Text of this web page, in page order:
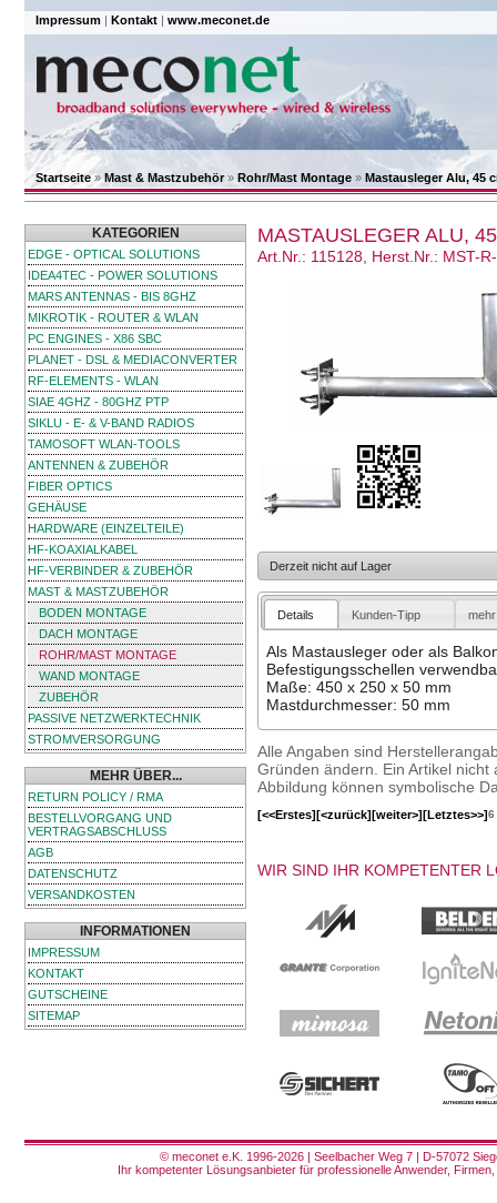
Impressum | Kontakt | www.meconet.de
Startseite»Mast & Mastzubehör» Rohr/Mast Montage » Mastausleger Alu, 45
KATEGORIEN
EDGE - OPTICAL SOLUTIONS
IDEA4TEC - POWER SOLUTIONS
MARS ANTENNAS - BIS 8GHZ
MIKROTIK - ROUTER & WLAN
PC ENGINES - X86 SBC
PLANET - DSL & MEDIACONVERTER
RF-ELEMENTS - WLAN
SIAE 4GHZ - 80GHZ PTP
SIKLU - E- & V-BAND RADIOS
TAMOSOFT WLAN-TOOLS
ANTENNEN & ZUBEHÖR
FIBER OPTICS
GEHÄUSE
HARDWARE (EINZELTEILE)
HF-KOAXIALKABEL
HF-VERBINDER & ZUBEHÖR
MAST & MASTZUBEHÖR
BODEN MONTAGE
DACH MONTAGE
ROHR/MAST MONTAGE
WAND MONTAGE
ZUBEHÖR
PASSIVE NETZWERKTECHNIK
STROMVERSORGUNG
MEHR ÜBER...
RETURN POLICY / RMA
BESTELLVORGANG UND
VERTRAGSABSCHLUSS
AGB
DATENSCHUTZ
VERSANDKOSTEN
INFORMATIONEN
IMPRESSUM
KONTAKT
GUTSCHEINE
SITEMAP
MASTAUSLEGER ALU,
Art.Nr.: 115128, Herst.Nr.: MST-
Derzeit nicht auf Lager
Details Kunden-Tipp
Als Mastausleger oder als
Befestigungsschellen
Maße: 450 x 250 x 50 mm
Mastdurchmesser: 50 mm
Alle Angaben sind
Gründen ändern. Ein Artikel
Abbildung können symbolische
[<<Erstes][<zurück][weiter>][Letztes>>]6
WIR SIND IHR KOMPETENTER
© meconet e.K. 1996-2026 | Seelbacher Weg 7 | D-57072
Ihr kompetenter Lösungsanbieter für professionelle Anwender,